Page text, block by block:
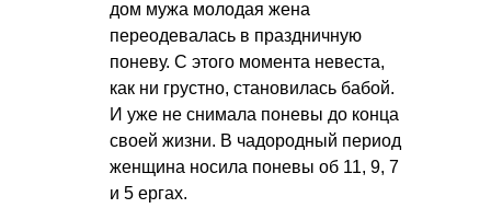
дом мужа молодая жена
переодевалась в праздничную
поневу. С этого момента невеста,
как ни грустно, становилась бабой.
И уже не снимала поневы до конца
своей жизни. В чадородный период
женщина носила поневы об 11, 9, 7
и 5 ергах.